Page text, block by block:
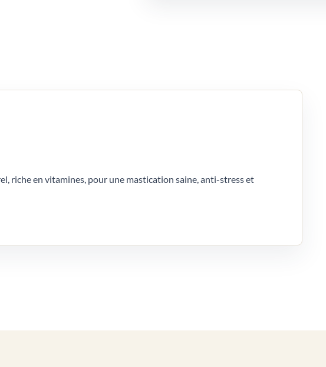
riche en vitamines, pour une mastication saine, anti-stress et